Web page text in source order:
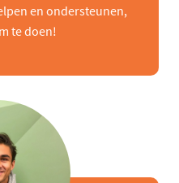
en ondersteunen,
te doen!